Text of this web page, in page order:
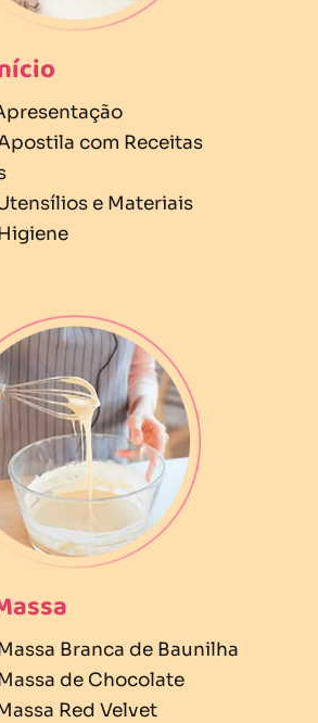
com Receitas
e Materiais
Branca de Baunilha
de Chocolate
Red Velvet